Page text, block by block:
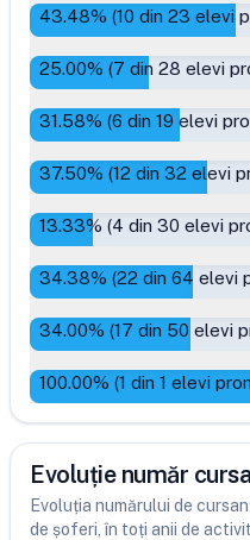
43.48% (10 din 23 elevi
25.00% (7 din 28 elevi
31.58% (6 din 19 elevi
37.50% (12 din 32 elevi
13.33% (4 din 30 elevi
34.38% (22 din 64 elevi
34.00% (17 din 50 elevi
100.00% (1 din 1 elevi
Evoluție număr
Evoluția numărului de
de șoferi, în toți anii de